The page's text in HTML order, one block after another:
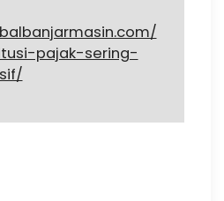
pajak-sering-